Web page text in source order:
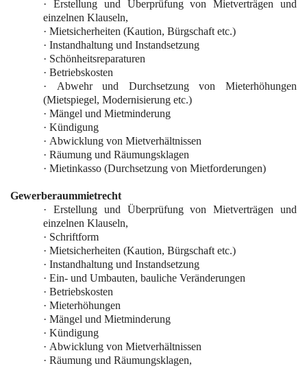
· Erstellung und Überprüfung von Mietverträgen und
einzelnen Klauseln,
· Mietsicherheiten (Kaution, Bürgschaft etc.)
· Instandhaltung und Instandsetzung
· Schönheitsreparaturen
· Betriebskosten
· Abwehr und Durchsetzung von Mieterhöhungen
(Mietspiegel, Modernisierung etc.)
· Mängel und Mietminderung
· Kündigung
· Abwicklung von Mietverhältnissen
· Räumung und Räumungsklagen
· Mietinkasso (Durchsetzung von Mietforderungen)
Gewerberaummietrecht
· Erstellung und Überprüfung von Mietverträgen und
einzelnen Klauseln,
· Schriftform
· Mietsicherheiten (Kaution, Bürgschaft etc.)
· Instandhaltung und Instandsetzung
· Ein- und Umbauten, bauliche Veränderungen
· Betriebskosten
· Mieterhöhungen
· Mängel und Mietminderung
· Kündigung
· Abwicklung von Mietverhältnissen
· Räumung und Räumungsklagen,